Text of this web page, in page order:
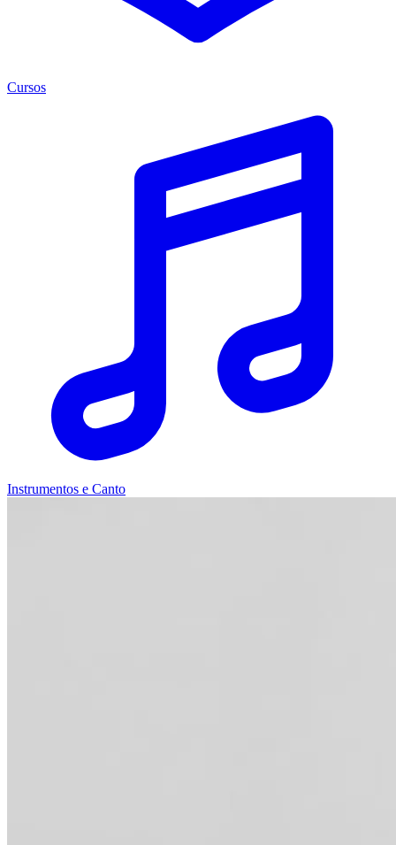
Cursos
Instrumentos e Canto